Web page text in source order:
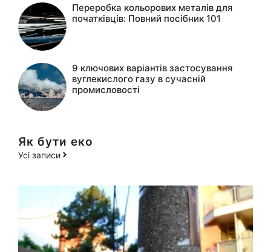
Переробка кольорових металів для
початківців: Повний посібник 101
9 ключових варіантів застосування
вуглекислого газу в сучасній
промисловості
Як бути еко
Усі записи